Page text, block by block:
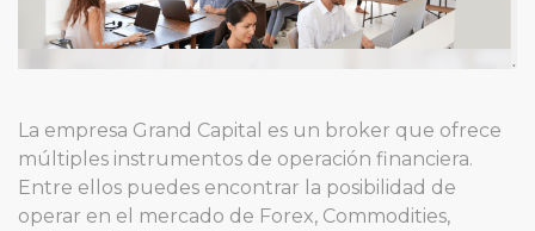
La empresa Grand Capital es un broker que ofrece
múltiples instrumentos de operación financiera.
Entre ellos puedes encontrar la posibilidad de
operar en el mercado de Forex, Commodities,